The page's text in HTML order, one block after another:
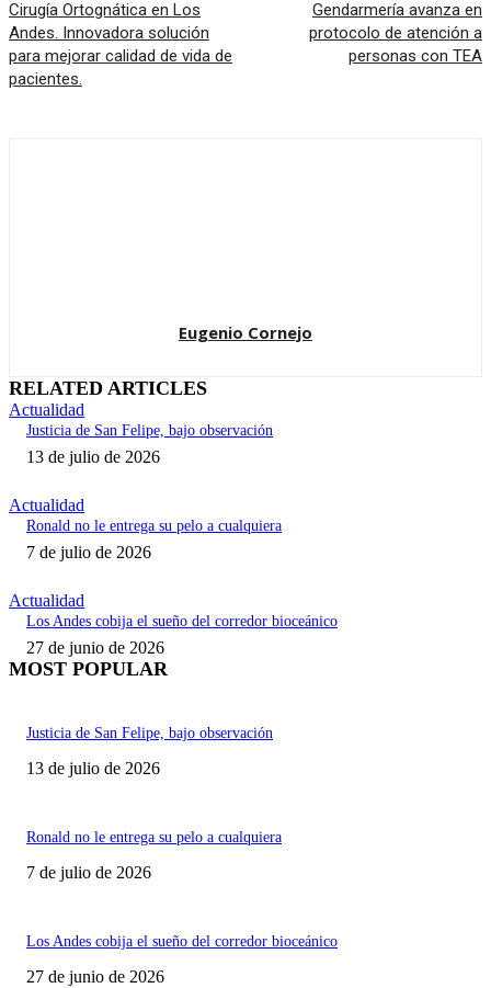
Cirugía Ortognática en Los
Andes. Innovadora solución
para mejorar calidad de vida de
pacientes.
Gendarmería avanza en
protocolo de atención a
personas con TEA
Eugenio Cornejo
RELATED ARTICLES
Actualidad
Justicia de San Felipe, bajo observación
13 de julio de 2026
Actualidad
Ronald no le entrega su pelo a cualquiera
7 de julio de 2026
Actualidad
Los Andes cobija el sueño del corredor bioceánico
27 de junio de 2026
MOST POPULAR
Justicia de San Felipe, bajo observación
13 de julio de 2026
Ronald no le entrega su pelo a cualquiera
7 de julio de 2026
Los Andes cobija el sueño del corredor bioceánico
27 de junio de 2026